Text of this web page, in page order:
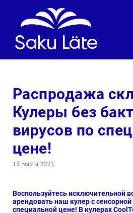
Распродажа
Кулеры без
вирусов по
цене!
13. марта 2023
Воспользуйтесь исключительной
арендовать наш кулер с
специальной цене! В кулерах